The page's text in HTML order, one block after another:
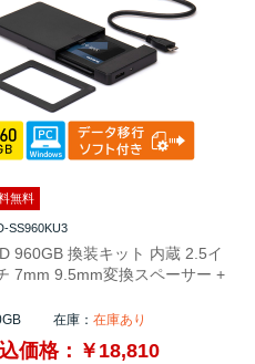
無料
SS960KU3
960GB 換装キット 内蔵 2.5イ
7mm 9.5mm変換スペーサー +
在庫： 在庫あり
価格：￥18,810